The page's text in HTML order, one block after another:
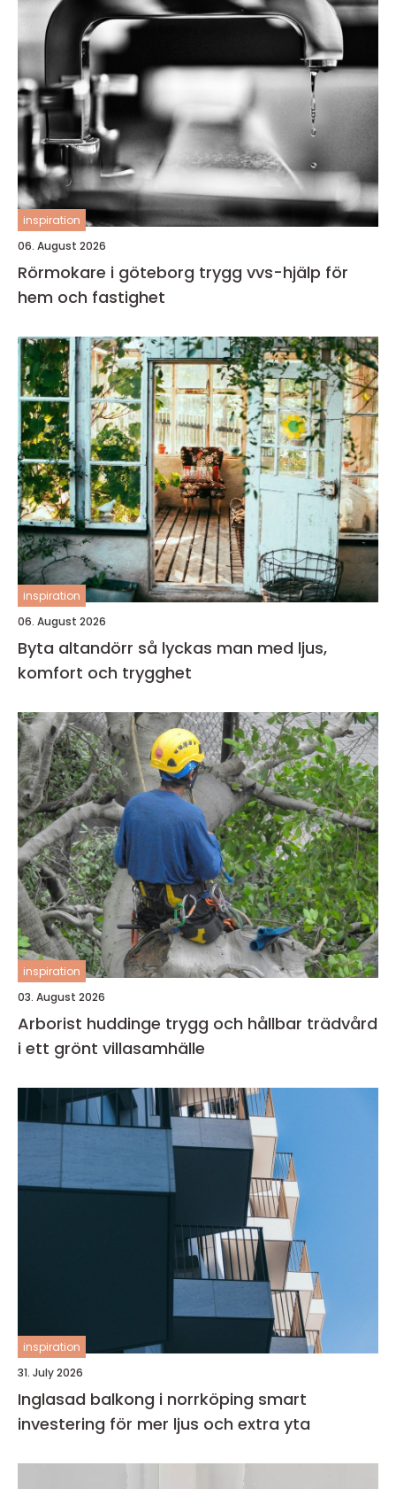
inspiration
06. August 2026
Rörmokare i göteborg trygg vvs-hjälp för
hem och fastighet
inspiration
06. August 2026
Byta altandörr så lyckas man med ljus,
komfort och trygghet
inspiration
03. August 2026
Arborist huddinge trygg och hållbar trädvård
i ett grönt villasamhälle
inspiration
31. July 2026
Inglasad balkong i norrköping smart
investering för mer ljus och extra yta